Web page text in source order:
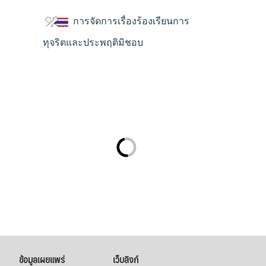
การจัดการเรื่องร้องเรียนการ
ทุจริตและประพฤติมิชอบ
ข้อมูลเผยแพร่ เว็บลิงก์